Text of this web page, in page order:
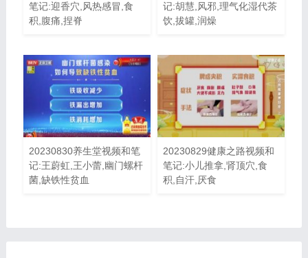
笔记:迎香穴,风热感冒,食
积,腹痛,捏脊
记:胡慧,风邪,理气化湿代茶
饮,拔罐,润燥
20230830养生堂视频和笔
记:王蔚虹,王小蕾,幽门螺杆
菌,缺铁性贫血
20230829健康之路视频和
笔记:小儿推拿,肾顶穴,食
积,自汗,厌食